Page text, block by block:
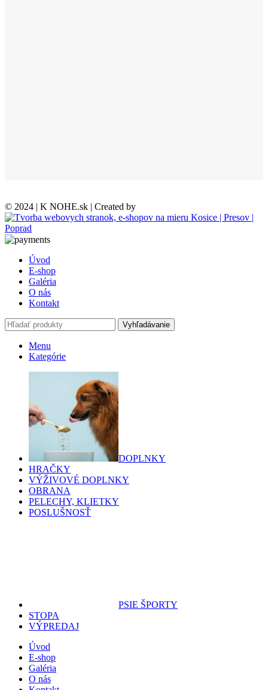
© 2024 | K NOHE.sk | Created by
Úvod
E-shop
Galéria
O nás
Kontakt
Vyhľadávanie
Menu
Kategórie
DOPLNKY
HRAČKY
VÝŽIVOVÉ DOPLNKY
OBRANA
PELECHY, KLIETKY
POSLUŠNOSŤ
PSIE ŠPORTY
STOPA
VÝPREDAJ
Úvod
E-shop
Galéria
O nás